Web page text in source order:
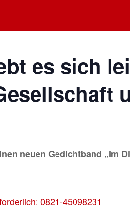
es sich
neuen Gedichtband „Im
0821-45098231